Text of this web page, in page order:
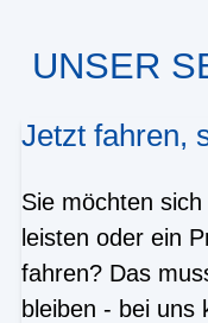
UNSER
Jetzt fahren,
Sie möchten
leisten oder ein
fahren? Das
bleiben - bei uns